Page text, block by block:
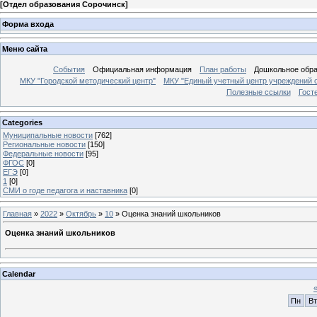
[Отдел образования Сорочинск]
Форма входа
Меню сайта
События Официальная информация План работы
Дошкольное
МКУ "Городской методический центр"
МКУ "Единый учетный центр учреждений
Полезные ссылки
Categories
Муниципальные новости [762]
Региональные новости [150]
Федеральные новости [95]
ФГОС [0]
ЕГЭ [0]
1 [0]
СМИ о годе педагога и наставника [0]
Главная » 2022 » Октябрь » 10 » Оценка знаний школьников
Оценка знаний школьников
Calendar
«
Пн
Вт